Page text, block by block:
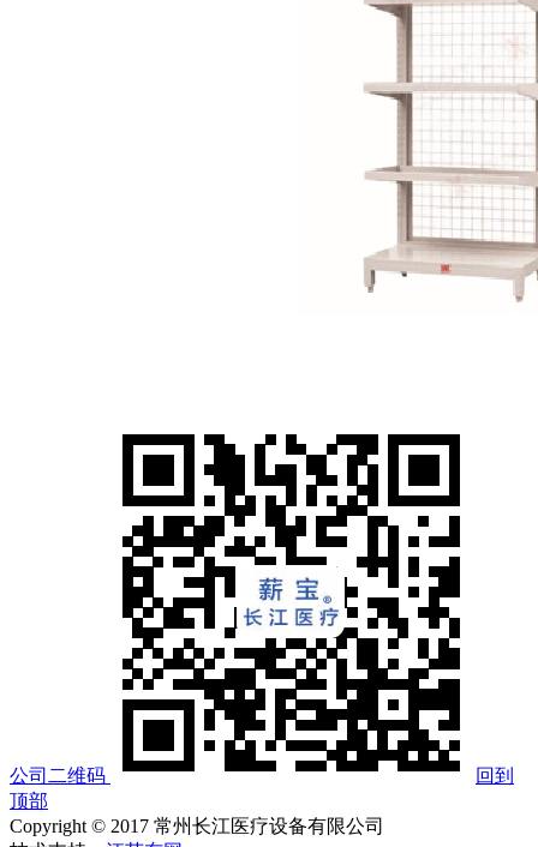
公司二维码
回到
顶部
Copyright © 2017 常州长江医疗设备有限公司